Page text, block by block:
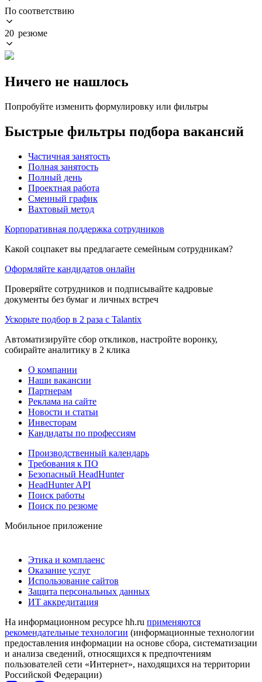
По соответствию
20 резюме
Ничего не нашлось
Попробуйте изменить формулировку или фильтры
Быстрые фильтры подбора вакансий
Частичная занятость
Полная занятость
Полный день
Проектная работа
Сменный график
Вахтовый метод
Корпоративная поддержка сотрудников
Какой соцпакет вы предлагаете семейным сотрудникам?
Оформляйте кандидатов онлайн
Проверяйте сотрудников и подписывайте кадровые
документы без бумаг и личных встреч
Ускорьте подбор в 2 раза с Talantix
Автоматизируйте сбор откликов, настройте воронку,
собирайте аналитику в 2 клика
О компании
Наши вакансии
Партнерам
Реклама на сайте
Новости и статьи
Инвесторам
Кандидаты по профессиям
Производственный календарь
Требования к ПО
Безопасный HeadHunter
HeadHunter API
Поиск работы
Поиск по резюме
Мобильное приложение
Этика и комплаенс
Оказание услуг
Использование сайтов
Защита персональных данных
ИТ аккредитация
На информационном ресурсе hh.ru применяются
рекомендательные технологии (информационные технологии
предоставления информации на основе сбора, систематизации
и анализа сведений, относящихся к предпочтениям
пользователей сети «Интернет», находящихся на территории
Российской Федерации)